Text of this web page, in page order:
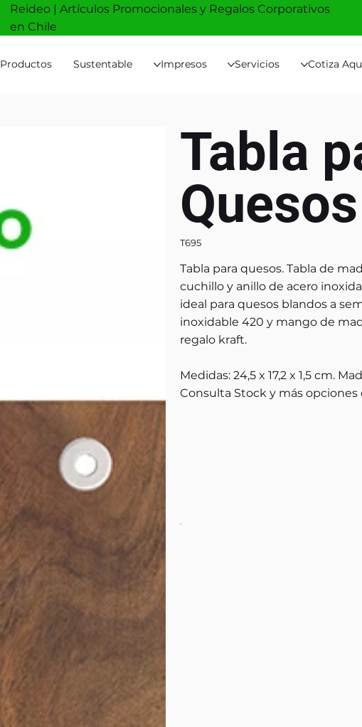
Productos Sustentable Impresos Servicios Cotiza
Reideo | Artículos Promocionales y Regalos Corporativos
en Chile
Tabla
T695
Tabla para quesos. Tabla de
cuchillo y anillo de acero
ideal para quesos blandos a
inoxidable 420 y mango de
regalo kraft.
Medidas: 24,5 x 17,2 x 1,5 cm.
Consulta Stock y más opciones